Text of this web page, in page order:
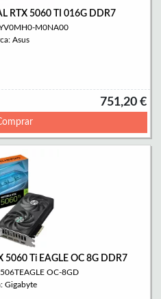
RTX 5060 TI 016G DDR7
M0NA00
Asus
751,20 €
Ti EAGLE OC 8G DDR7
OC-8GD
Gigabyte